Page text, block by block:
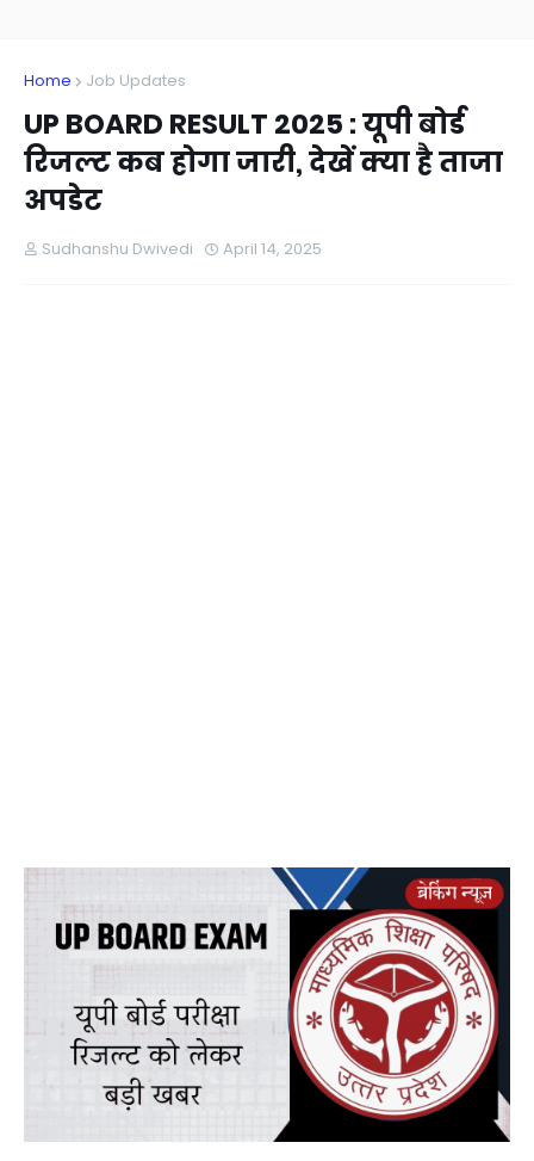
Home Job Updates
UP BOARD RESULT 2025 : यूपी बोर्ड
रिजल्ट कब होगा जारी, देखें क्या है ताजा
अपडेट
Sudhanshu Dwivedi April 14, 2025